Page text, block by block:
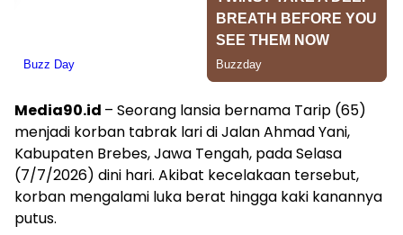
Media90.id – Seorang lansia bernama Tarip (65)
menjadi korban tabrak lari di Jalan Ahmad Yani,
Kabupaten Brebes, Jawa Tengah, pada Selasa
(7/7/2026) dini hari. Akibat kecelakaan tersebut,
korban mengalami luka berat hingga kaki kanannya
putus.